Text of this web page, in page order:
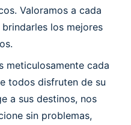
Valoramos a cada
los mejores
meticulosamente cada
todos disfruten de su
a sus destinos, nos
sin problemas,